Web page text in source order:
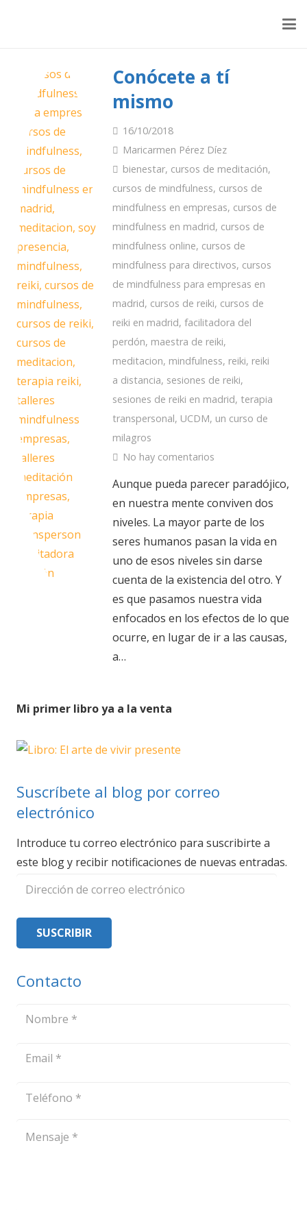
Conócete a tí
mismo
16/10/2018
Maricarmen Pérez Díez
bienestar, cursos de meditación,
cursos de mindfulness, cursos de
mindfulness en empresas, cursos de
mindfulness en madrid, cursos de
mindfulness online, cursos de
mindfulness para directivos, cursos
de mindfulness para empresas en
madrid, cursos de reiki, cursos de
reiki en madrid, facilitadora del
perdón, maestra de reiki,
meditacion, mindfulness, reiki, reiki
a distancia, sesiones de reiki,
sesiones de reiki en madrid, terapia
transpersonal, UCDM, un curso de
milagros
No hay comentarios
Aunque pueda parecer paradójico,
en nuestra mente conviven dos
niveles. La mayor parte de los
seres humanos pasan la vida en
uno de esos niveles sin darse
cuenta de la existencia del otro. Y
es que pasamos nuestra vida
enfocados en los efectos de lo que
ocurre, en lugar de ir a las causas,
a…
Mi primer libro ya a la venta
Suscríbete al blog por correo
electrónico
Introduce tu correo electrónico para suscribirte a
este blog y recibir notificaciones de nuevas entradas.
correo
electrónico
SUSCRIBIR
Contacto